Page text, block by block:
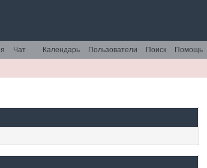
Помощь
Поиск
Пользователи
Календарь
Чат